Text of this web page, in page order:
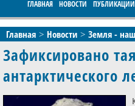
ГЛАВНАЯ НОВОСТИ ПУБЛИКАЦИИ
ПРОГРАММЫ ФОРУМ LIVE
Главная Новости Земля -
Зафиксировано
антарктического